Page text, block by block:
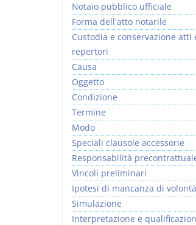
Notaio pubblico ufficiale
Forma dell'atto notarile
Custodia e conservazione atti
repertori
Causa
Oggetto
Condizione
Termine
Modo
Speciali clausole accessorie
Responsabilità
Vincoli preliminari
Ipotesi di mancanza di volontà
Simulazione
Interpretazione e